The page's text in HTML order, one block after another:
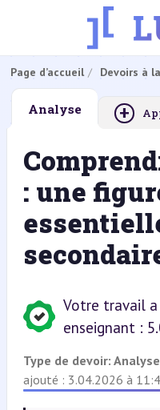
Page d’accueil Devoirs à
Analyse +
: une
Votre travail
enseignant :
Type de devoir: Analyse
ajouté : 3.04.2026 à